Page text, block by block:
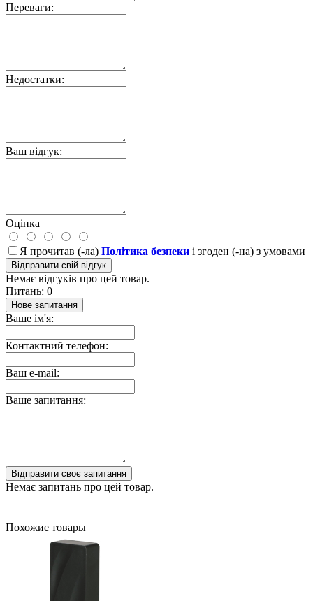
Переваги:
Недостатки:
Ваш відгук:
Оцінка
Я прочитав (-ла) Політика безпеки і згоден (-на) з умовами
Відправити свій відгук
Немає відгуків про цей товар.
Питань: 0
Нове запитання
Ваше ім'я:
Контактний телефон:
Ваш e-mail:
Ваше запитання:
Відправити своє запитання
Немає запитань про цей товар.
Похожие товары